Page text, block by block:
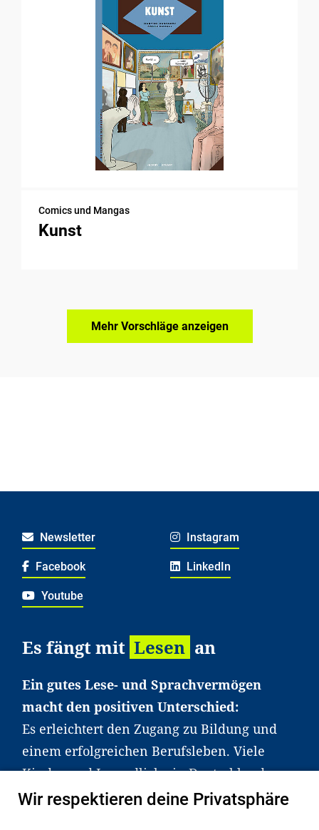
Comics und Mangas
Kunst
Mehr Vorschläge anzeigen
Newsletter Instagram
Facebook LinkedIn
Youtube
Es fängt mit Lesen an
Ein gutes Lese- und Sprachvermögen
macht den positiven Unterschied:
Es erleichtert den Zugang zu Bildung und
einem erfolgreichen Berufsleben. Viele
Kinder und Jugendliche in Deutschland
haben aber große Schwierigkeiten dabei.
Wir respektieren deine Privatsphäre